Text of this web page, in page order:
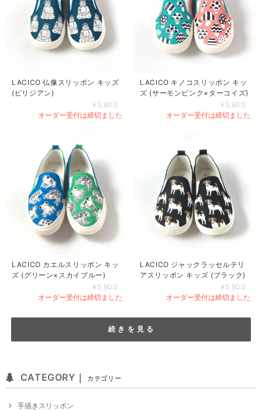
LACICO 仏像スリッポン キッズ
(ビリジアン)
¥5,900
オーダー受付は締切ました
LACICO キノコスリッポン キッ
ズ (サーモンピンク×ターコイズ)
¥5,900
オーダー受付は締切ました
LACICO カエルスリッポン キッ
ズ (グリーン×スカイブルー)
¥5,900
オーダー受付は締切ました
LACICO ジャックラッセルテリ
アスリッポン キッズ (ブラック)
¥5,900
オーダー受付は締切ました
続 き を 見 る
CATEGORY｜ カテゴリー
手描きスリッポン